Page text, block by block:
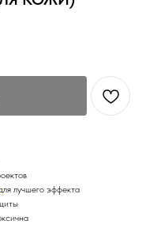
лучшего эффекта